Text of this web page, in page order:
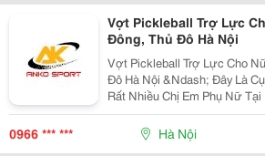
Vợt Pickleball Trợ Lực
Đông, Thủ Đô Hà Nội
Vợt Pickleball Trợ Lực Cho
Đô Hà Nội &Ndash; Đây Là
Rất Nhiều Chị Em Phụ Nữ
Đông Và Toàn Thủ Đô Hà Nội
Làm Quen Với Bộ Môn Thể
Cơn Sốt....
0966 *** *** Hà Nội